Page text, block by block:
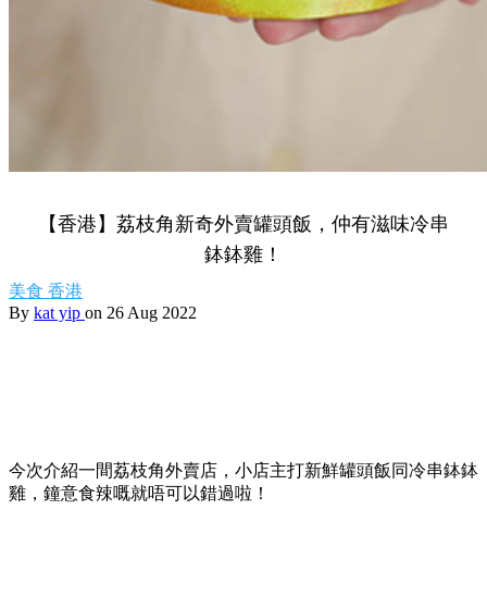
【香港】荔枝角新奇外賣罐頭飯，仲有滋味冷串
鉢鉢雞！
美食 香港
By kat yip on 26 Aug 2022
今次介紹一間荔枝角外賣店，小店主打新鮮罐頭飯同冷串鉢鉢
雞，鐘意食辣嘅就唔可以錯過啦！